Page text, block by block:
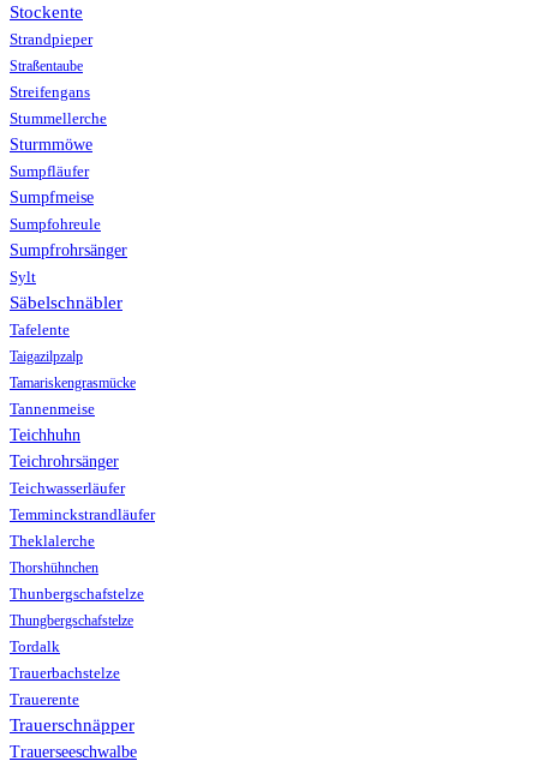
Stockente
Strandpieper
Straßentaube
Streifengans
Stummellerche
Sturmmöwe
Sumpfläufer
Sumpfmeise
Sumpfohreule
Sumpfrohrsänger
Sylt
Säbelschnäbler
Tafelente
Taigazilpzalp
Tamariskengrasmücke
Tannenmeise
Teichhuhn
Teichrohrsänger
Teichwasserläufer
Temminckstrandläufer
Theklalerche
Thorshühnchen
Thunbergschafstelze
Thungbergschafstelze
Tordalk
Trauerbachstelze
Trauerente
Trauerschnäpper
Trauerseeschwalbe